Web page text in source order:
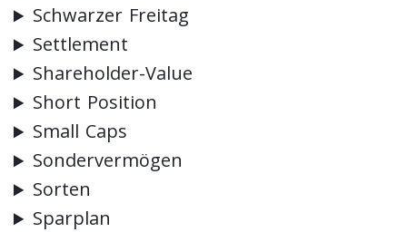
Schwarzer Freitag
Settlement
Shareholder-Value
Short Position
Small Caps
Sondervermögen
Sorten
Sparplan